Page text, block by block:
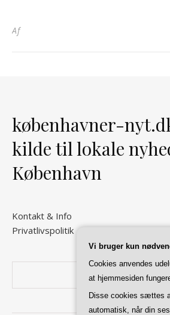
Af
københavner-
kilde til lokale
København
Kontakt & Info
Privatlivspolitik
Vi bruger kun
Cookies anvendes
at hjemmesiden
Disse cookies sættes
automatisk, når din